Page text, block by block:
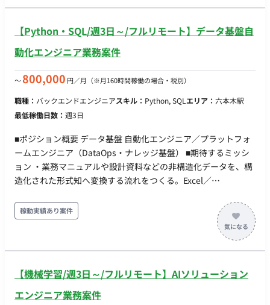
術リードとして開発を前に進める。自分で書くだけでなく、タ
・エージェント開発：LLM＋ルールで、確定項目の突合・正誤
チェック、記載ルール違反や誤植の検査、商品説明文の生成を
与する。 ・オントロジー実装：整理された記載ルール・禁則・
義）として実装し、ルール追加で拡張できる形に保つ。 ・検証
アプリ開発：担当者が承認／差し戻しを行うWebアプリ
査ログ、手入力モードを含む。 ・データ基盤整備：Delta／
Unity Catalog でのデータ取込・カタログ化・権限設計、成果物
マスタの永続保存とキー設計を行う。 ・タスク分解とインター
ンへの割り振り：機能を実装単位に分解してタスク化し、イン
ターン2〜3名に割り振る。コードレビューと技術的な相談対応
を担う。 ・技術的切り分け：基盤（Databricks）起因と自社実
装起因を切り分け、ベンダー相談の論点を整理する。 ※現在弊
ングとデータで構造を立ち上げることを面白がれる。 ・「AIに
化するかを設計から考えられる。 ・自分で手を動かしつつ、イ
【Python・SQL/週3日～/フルリモート】データ基盤自
動化エンジニア業務案件
〜800,000 円／月 （※月160時間稼働の場合・税別）
職種： バックエンドエンジニアスキル： Python, SQL エリア： 六本木駅
最低稼働日数： 週3日
■ポジション概要 データ基盤 自動化エンジニア／プラットフォ
ームエンジニア（DataOps・ナレッジ基盤） ■期待するミッシ
ョン ・業務マニュアルや設計資料などの非構造化データを、構
造化された形式知へ変換する流れをつくる。Excel／
を、機械可読な形へ落とし、基盤へ継続的に反映する。 ・形式
知をオントロジー／セマンティックモデル、AIが参照・実行で
きるスキルの形で蓄積し、人と機械の双方が再利用できる資産
に育てる。 ・GitHub Actions を軸に、データ基盤
存した反映フローを継続的に回る仕組みへ置き換える。 ・「作
って終わりにしない」——検証・構築から運用・ナレッジ化・
稼動実績あり案件
【機械学習/週3日～/フルリモート】AIソリューション
エンジニア業務案件